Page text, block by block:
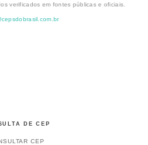
verificados em fontes públicas e oficiais.
DE CEP
CEP